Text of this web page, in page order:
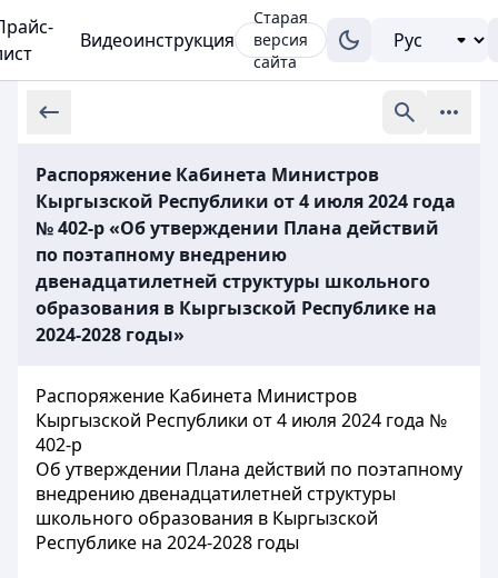
Видеоинструкция
Старая
версия
сайта
Распоряжение Кабинета Министров
Кыргызской Республики от 4 июля 2024 года
№ 402-р «Об утверждении Плана действий
по поэтапному внедрению
двенадцатилетней структуры школьного
образования в Кыргызской Республике на
2024-2028 годы»
Распоряжение Кабинета Министров
Кыргызской Республики от 4 июля 2024 года №
402-р
Об утверждении Плана действий по поэтапному
внедрению двенадцатилетней структуры
школьного образования в Кыргызской
Республике на 2024-2028 годы